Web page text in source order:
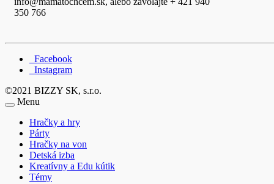
350 766
Facebook
Instagram
©2021 BIZZY SK, s.r.o.
Menu
Hračky a hry
Párty
Hračky na von
Detská izba
Kreatívny a Edu kútik
Témy